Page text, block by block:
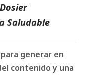
Saludable
generar en
contenido y una